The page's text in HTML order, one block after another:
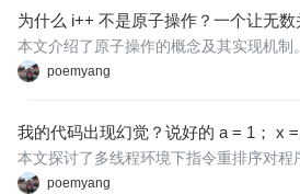
为什么 i++ 不是原子操作？一个让无数
poemyang
本文介绍了原子操作的概念及其实现机制
一个或一系列操作，通过处理器总线锁定
我的代码出现幻觉？说好的 a = 1； x
= 1？
poemyang
本文探讨了多线程环境下指令重排序对程
代码展示了代码重排序可能导致x=0、